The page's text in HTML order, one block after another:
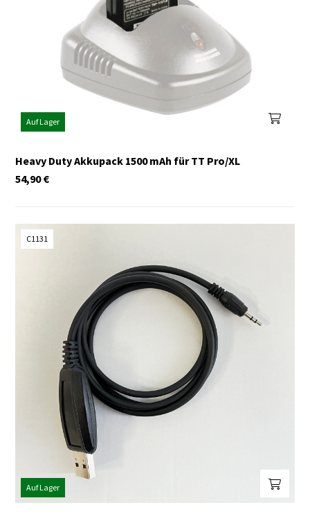
Auf Lager
Heavy Duty Akkupack 1500 mAh für TT Pro/XL
€
54,90
C1131
Auf Lager